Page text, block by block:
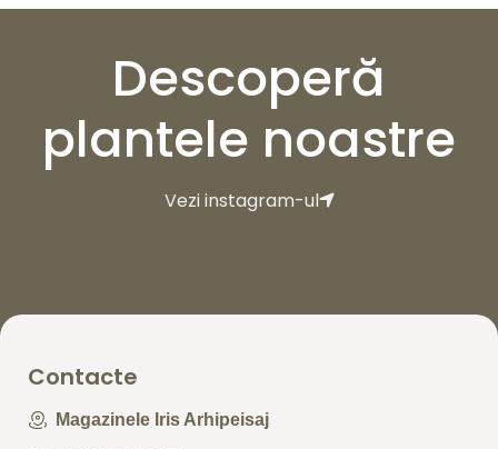
Descoperă
plantele noastre
Vezi instagram-ul
Contacte
Magazinele Iris Arhipeisaj